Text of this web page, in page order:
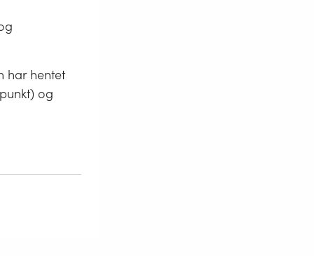
har hentet
og